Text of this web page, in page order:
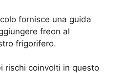
fornisce una guida
freon al
frigorifero.
rischi coinvolti in questo